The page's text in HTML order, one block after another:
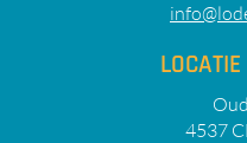
4537